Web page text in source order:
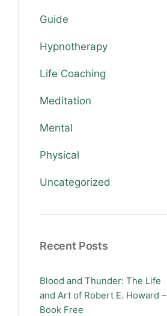
Guide
Hypnotherapy
Life Coaching
Meditation
Mental
Physical
Uncategorized
Recent Posts
Blood and Thunder: The Life
and Art of Robert E. Howard –
Book Free